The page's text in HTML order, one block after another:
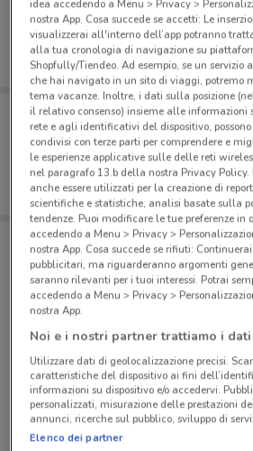
Porta DoveConviene sempre
Puoi trovare le migliori offerte
salvarle e creare la tua lista
dal tuo cellulare.
Negozi Unieuro a Brembate
© MapTiler ©
Via Beverino - (Uscita 2 Gra), 6
idea accedendo a Menu > Privacy >
nostra App. Cosa succede se accetti: Le
visualizzerai all'interno dell’app potranno
alla tua cronologia di navigazione su
Shopfully/Tiendeo. Ad esempio, se un
che hai navigato in un sito di viaggi, potremo
tema vacanze. Inoltre, i dati sulla posizione
il relativo consenso) insieme alle informazioni
rete e agli identificativi del dispositivo, possono
condivisi con terze parti per comprendere e
le esperienze applicative sulle delle reti
nel paragrafo 13.b della nostra Privacy Policy.
anche essere utilizzati per la creazione di
scientifiche e statistiche, analisi basate sulla
tendenze. Puoi modificare le tue preferenze in
accedendo a Menu > Privacy >
nostra App. Cosa succede se rifiuti:
pubblicitari, ma riguarderanno argomenti
saranno rilevanti per i tuoi interessi. Potrai
accedendo a Menu > Privacy >
nostra App.
Noi e i nostri partner trattiamo i
Utilizzare dati di geolocalizzazione precisi.
caratteristiche del dispositivo ai fini
informazioni su dispositivo e/o accedervi.
personalizzati, misurazione delle prestazioni
annunci, ricerche sul pubblico, sviluppo di
Elenco dei partner